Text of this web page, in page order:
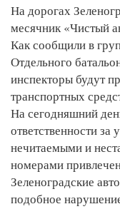
На дорогах
месячник «Чистый
Как сообщили в
Отдельного
инспекторы будут
транспортных
На сегодняшний
ответственности за
нечитаемыми и
номерами
Зеленоградские
подобное